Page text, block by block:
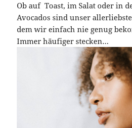
Ob auf Toast, im Salat oder in
Avocados sind unser
dem wir einfach nie genug
Immer häufiger stecken…